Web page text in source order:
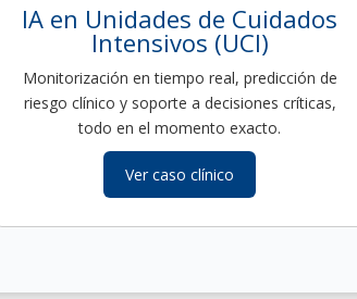
IA en Unidades de Cuidados
Intensivos (UCI)
Monitorización en tiempo real, predicción de
riesgo clínico y soporte a decisiones críticas,
todo en el momento exacto.
Ver caso clínico